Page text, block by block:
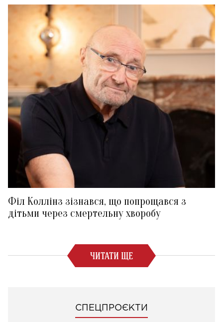
Філ Коллінз зізнався, що попрощався з
дітьми через смертельну хворобу
ЧИТАТИ ЩЕ
СПЕЦПРОЄКТИ